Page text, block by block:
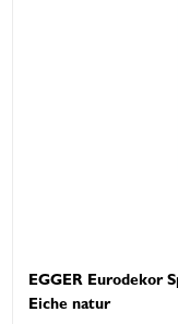
EGGER Eurodekor
Eiche natur